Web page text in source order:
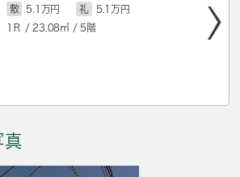
敷 5.1万円 礼
5.1万円
1Ｒ / 23.08㎡ / 5階
真